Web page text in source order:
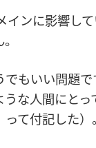
ンに影響し
もいい問題で
な人間にと
て付記した）。